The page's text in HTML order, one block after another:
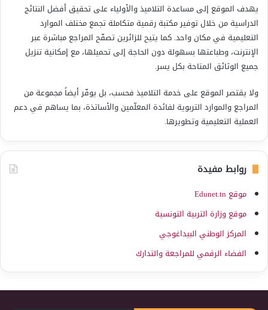
يهدف الموقع إلى مساعدة التلاميذ والأولياء على تحقيق أفضل النتائج
الدراسية من خلال توفير مكتبة رقمية متكاملة تجمع مختلف الموارد
التعليمية في مكان واحد. كما يتيح للزائرين تصفّح المراجع مباشرة عبر
الإنترنت، وطباعتها بسهولة دون الحاجة إلى تحميلها، مع إمكانية تنزيل
جميع الوثائق المتاحة بكل يسر.
ولا يقتصر الموقع على خدمة التلاميذ فحسب، بل يوفّر أيضاً مجموعة من
المراجع والموارد التربوية لفائدة المعلّمين والأساتذة، بما يساهم في دعم
العملية التعليمية وتطويرها.
روابط مفيدة
موقع Edunet.tn
موقع وزارة التربية التونسية
المركز الوطني البيداغوجي
الفضاء الرقمي للمراجعة والتدارك